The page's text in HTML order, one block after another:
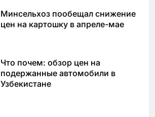
Минсельхоз пообещал снижение
цен на картошку в апреле-мае
Что почем: обзор цен на
подержанные автомобили в
Узбекистане